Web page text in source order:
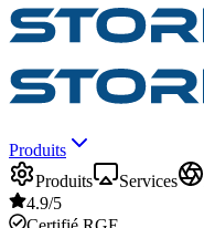
Produits
Produits
Services
4.9/5